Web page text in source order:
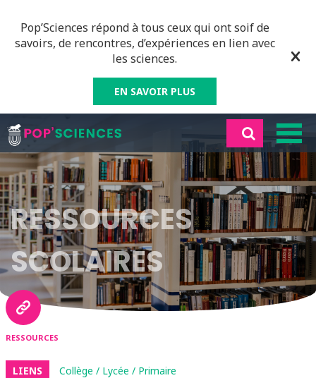
Pop’Sciences répond à tous ceux qui ont soif de
savoirs, de rencontres, d’expériences en lien avec
les sciences.
EN SAVOIR PLUS
RESSOURCES
SCOLAIRES
RESSOURCES
LIENS Collège / Lycée / Primaire